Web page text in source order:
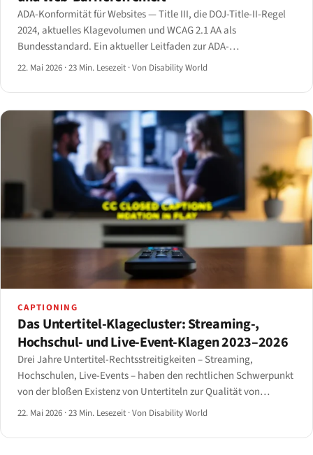
ADA-Konformität für Websites — Title III, die DOJ-Title-II-Regel
2024, aktuelles Klagevolumen und WCAG 2.1 AA als
Bundesstandard. Ein aktueller Leitfaden zur ADA-
Webkonformität für 2026.
22. Mai 2026 ·23 Min. Lesezeit ·Von Disability World
CAPTIONING
Das Untertitel-Klagecluster: Streaming-,
Hochschul- und Live-Event-Klagen 2023–2026
Drei Jahre Untertitel-Rechtsstreitigkeiten – Streaming,
Hochschulen, Live-Events – haben den rechtlichen Schwerpunkt
von der bloßen Existenz von Untertiteln zur Qualität von
Untertiteln verschoben.
22. Mai 2026 ·23 Min. Lesezeit ·Von Disability World